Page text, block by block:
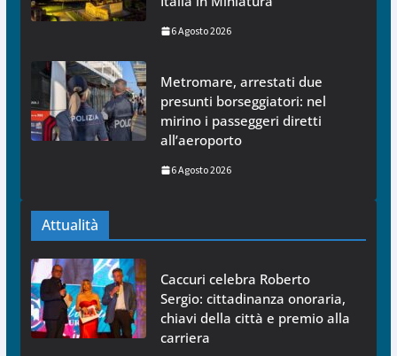
6 Agosto 2026
Metromare, arrestati due
presunti borseggiatori: nel
mirino i passeggeri diretti
all’aeroporto
6 Agosto 2026
Attualità
Caccuri celebra Roberto
Sergio: cittadinanza onoraria,
chiavi della città e premio alla
carriera